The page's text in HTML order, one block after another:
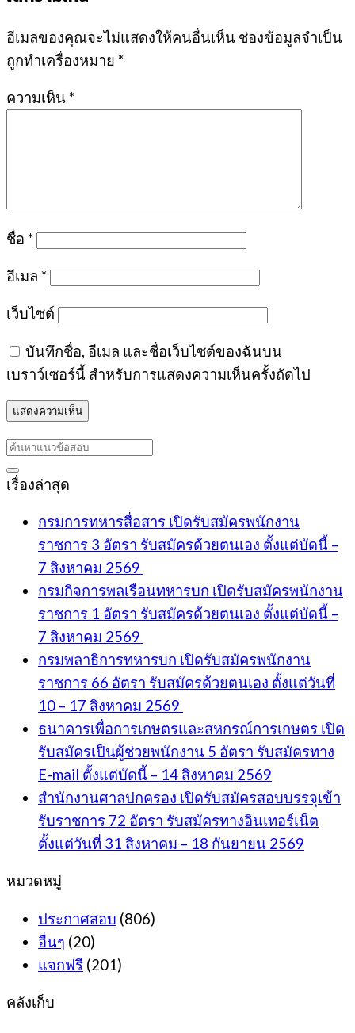
อีเมลของคุณจะไม่แสดงให้คนอื่นเห็น ช่องข้อมูลจำเป็น
ถูกทำเครื่องหมาย *
ความเห็น *
ชื่อ *
อีเมล *
เว็บไซต์
บันทึกชื่อ, อีเมล และชื่อเว็บไซต์ของฉันบน
เบราว์เซอร์นี้ สำหรับการแสดงความเห็นครั้งถัดไป
เรื่องล่าสุด
กรมการทหารสื่อสาร เปิดรับสมัครพนักงาน
ราชการ 3 อัตรา รับสมัครด้วยตนเอง ตั้งแต่บัดนี้ –
7 สิงหาคม 2569
กรมกิจการพลเรือนทหารบก เปิดรับสมัครพนักงาน
ราชการ 1 อัตรา รับสมัครด้วยตนเอง ตั้งแต่บัดนี้ –
7 สิงหาคม 2569
กรมพลาธิการทหารบก เปิดรับสมัครพนักงาน
ราชการ 66 อัตรา รับสมัครด้วยตนเอง ตั้งแต่วันที่
10 – 17 สิงหาคม 2569
ธนาคารเพื่อการเกษตรและสหกรณ์การเกษตร เปิด
รับสมัครเป็นผู้ช่วยพนักงาน 5 อัตรา รับสมัครทาง
E-mail ตั้งแต่บัดนี้ – 14 สิงหาคม 2569
สำนักงานศาลปกครอง เปิดรับสมัครสอบบรรจุเข้า
รับราชการ 72 อัตรา รับสมัครทางอินเทอร์เน็ต
ตั้งแต่วันที่ 31 สิงหาคม – 18 กันยายน 2569
หมวดหมู่
ประกาศสอบ (806)
อื่นๆ (20)
แจกฟรี (201)
คลังเก็บ